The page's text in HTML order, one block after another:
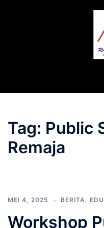
Tag: Public
Remaja
MEI 4, 2025 BERITA,
Workshop